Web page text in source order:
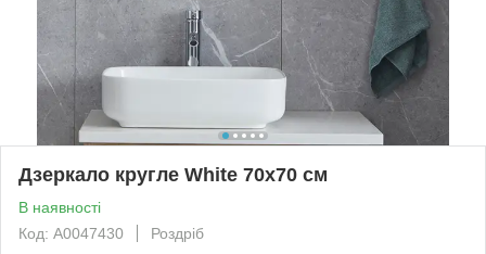
Дзеркало кругле White 70х70 см
В наявності
Код: А0047430
Роздріб